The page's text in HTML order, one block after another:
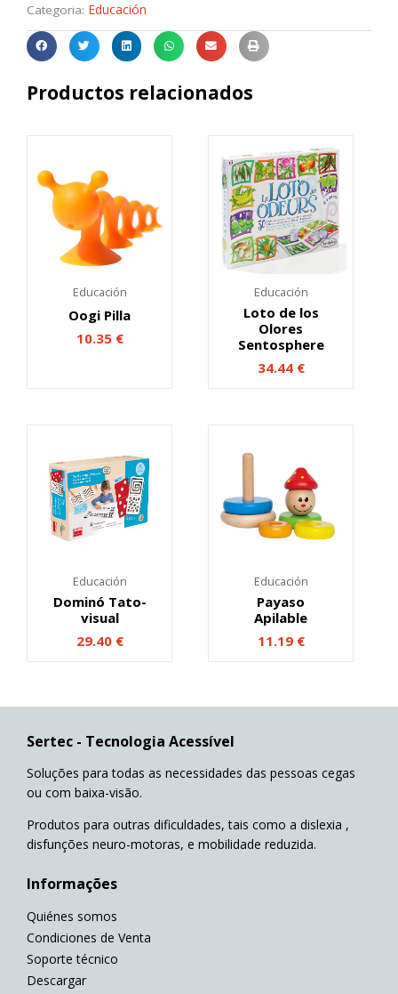
Categoria: Educación
Productos relacionados
Educación
Oogi Pilla
10.35 €
Educación
Loto de los
Olores
Sentosphere
34.44 €
Educación
Dominó Tato-
visual
29.40 €
Educación
Payaso
Apilable
11.19 €
Sertec - Tecnologia Acessível
Soluções para todas as necessidades das pessoas cegas
ou com baixa-visão.
Produtos para outras dificuldades, tais como a dislexia ,
disfunções neuro-motoras, e mobilidade reduzida.
Informações
Quiénes somos
Condiciones de Venta
Soporte técnico
Descargar